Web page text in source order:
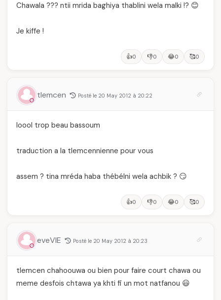
Chawala ??? ntii mrida baghiya thablini wela malki !? 😊
Je kiffe !
👍0 👎0 😂0 🥰0
tlemcen Posté le 20 May 2012 à 20:22
loool trop beau bassoum
traduction a la tlemcennienne pour vous
assem ? tina mréda haba thébélni wela achbik ? 😏
👍0 👎0 😂0 🥰0
eveVIE Posté le 20 May 2012 à 20:23
tlemcen chahoouwa ou bien pour faire court chawa ou
meme desfois chtawa ya khti fi un mot natfanou 😃